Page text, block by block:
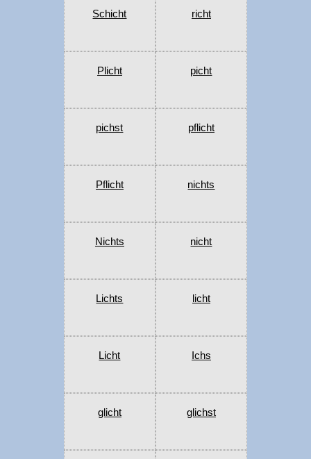
Schicht richt
Plicht picht
pichst pflicht
Pflicht nichts
Nichts nicht
Lichts licht
Licht Ichs
glicht glichst